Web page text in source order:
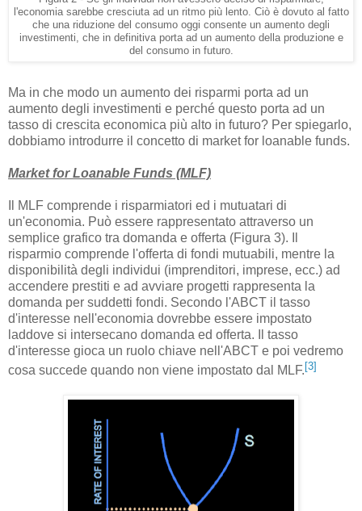
l'economia sarebbe cresciuta ad un ritmo più lento. Ciò è dovuto al fatto
che una riduzione del consumo oggi consente un aumento degli
investimenti, che in definitiva porta ad un aumento della produzione e
del consumo in futuro.
Ma in che modo un aumento dei risparmi porta ad un
aumento degli investimenti e perché questo porta ad un
tasso di crescita economica più alto in futuro? Per spiegarlo,
dobbiamo introdurre il concetto di market for loanable funds.
Market for Loanable Funds (MLF)
Il MLF comprende i risparmiatori ed i mutuatari di
un'economia. Può essere rappresentato attraverso un
semplice grafico tra domanda e offerta (Figura 3). Il
risparmio comprende l'offerta di fondi mutuabili, mentre la
disponibilità degli individui (imprenditori, imprese, ecc.) ad
accendere prestiti e ad avviare progetti rappresenta la
domanda per suddetti fondi. Secondo l'ABCT il tasso
d'interesse nell'economia dovrebbe essere impostato
laddove si intersecano domanda ed offerta. Il tasso
d'interesse gioca un ruolo chiave nell'ABCT e poi vedremo
cosa succede quando non viene impostato dal MLF. [3]